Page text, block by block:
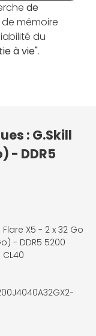
de
de mémoire
du
à vie".
: G.Skill
- DDR5
Flare X5 - 2 x 32 Go
- DDR5 5200
CL40